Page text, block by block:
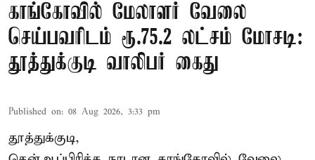
காங்கோவில் மேலாளர் வேலை
செய்பவரிடம் ரூ.75.2 லட்சம் மோசடி:
தூத்துக்குடி வாலிபர் கைது
Published on: 08 Aug 2026, 3:33 pm
தூத்துக்குடி,